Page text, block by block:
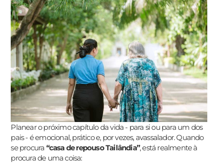
Planear o próximo capítulo da vida - para si ou para um dos
pais - é emocional, prático e, por vezes, avassalador. Quando
se procura “casa de repouso Tailândia”, está realmente à
procura de uma coisa: